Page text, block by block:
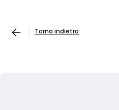
Torna indietro